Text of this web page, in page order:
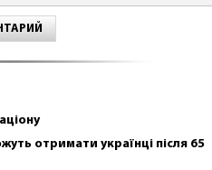
отримати українці після 65